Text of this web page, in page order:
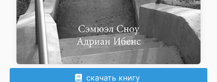
скачать книгу